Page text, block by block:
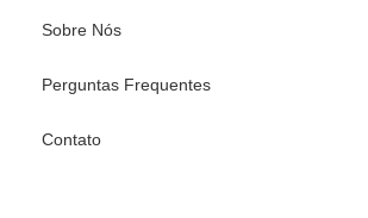
Sobre Nós
Perguntas Frequentes
Contato